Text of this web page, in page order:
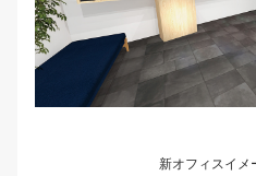
新オフィスイメ